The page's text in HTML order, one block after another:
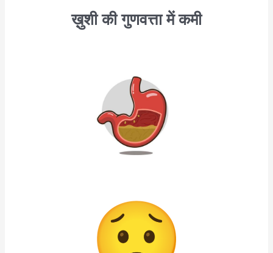
ख़ुशी की गुणवत्ता में कमी